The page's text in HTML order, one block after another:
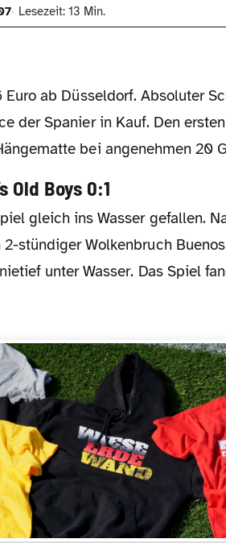
Lesezeit: 13 Min.
ab Düsseldorf. Absoluter
der Spanier in Kauf. Den
bei angenehmen 20
Old Boys 0:1
stündiger Wolkenbruch
unter Wasser. Das Spiel